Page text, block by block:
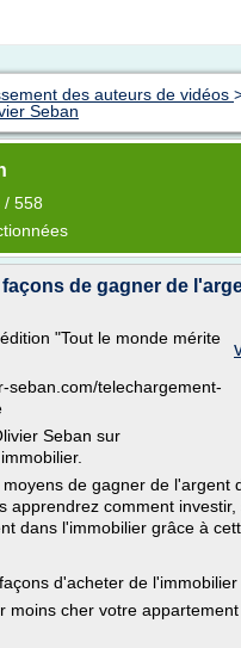
des auteurs de vidéos
Seban
/ 558
façons de gagner de
"Tout le monde mérite
seban.com/telechargement-
Seban sur
de gagner de l'argent
apprendrez comment
dans l'immobilier grâce à
d'acheter de l'immobilier
moins cher votre appartement